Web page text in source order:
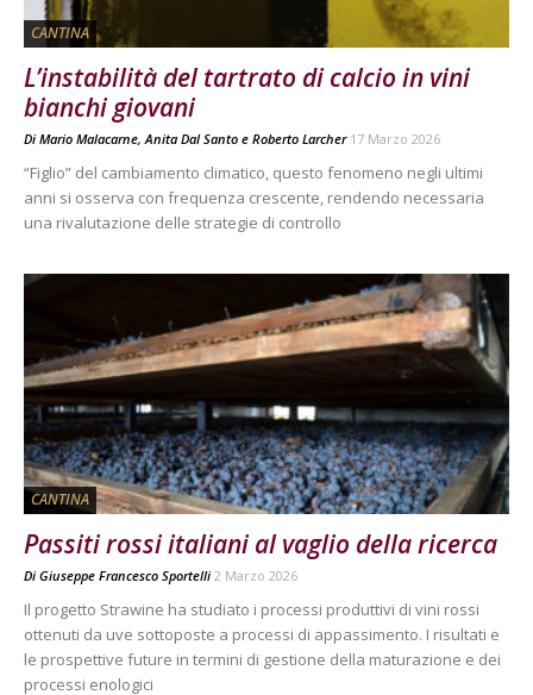
CANTINA
L’instabilità del tartrato di calcio in vini
bianchi giovani
Di Mario Malacarne,Anita Dal Santo e Roberto Larcher 17 Marzo 2026
“Figlio” del cambiamento climatico, questo fenomeno negli ultimi
anni si osserva con frequenza crescente, rendendo necessaria
una rivalutazione delle strategie di controllo
CANTINA
Passiti rossi italiani al vaglio della ricerca
Di Giuseppe Francesco Sportelli 2 Marzo 2026
Il progetto Strawine ha studiato i processi produttivi di vini rossi
ottenuti da uve sottoposte a processi di appassimento. I risultati e
le prospettive future in termini di gestione della maturazione e dei
processi enologici